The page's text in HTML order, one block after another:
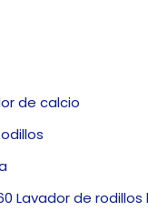
de calcio
Lavador de